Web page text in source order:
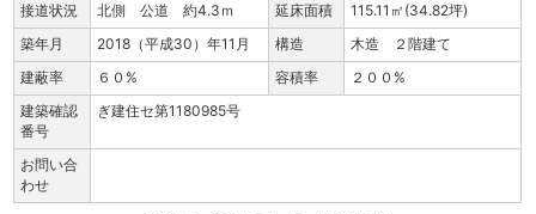
接道状況
北側 公道 約4.3ｍ 延床面積
115.11㎡(34.82坪)
築年月
2018（平成30）年11月 構造
木造 ２階建て
建蔽率
６０% 容積率
２００%
建築確認
番号
ぎ建住セ第1180985号
お問い合
わせ